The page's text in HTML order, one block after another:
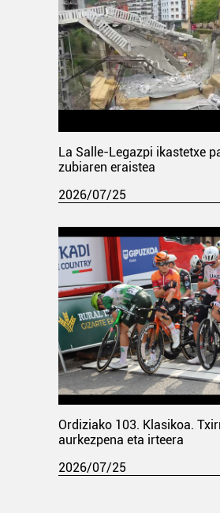
La Salle-Legazpi ikastetxe
zubiaren eraistea
2026/07/25
Ordiziako 103. Klasikoa.
aurkezpena eta irteera
2026/07/25